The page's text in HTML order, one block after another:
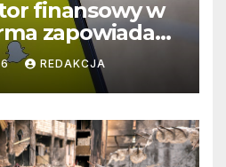
finansowy w
zapowiada
REDAKCJA